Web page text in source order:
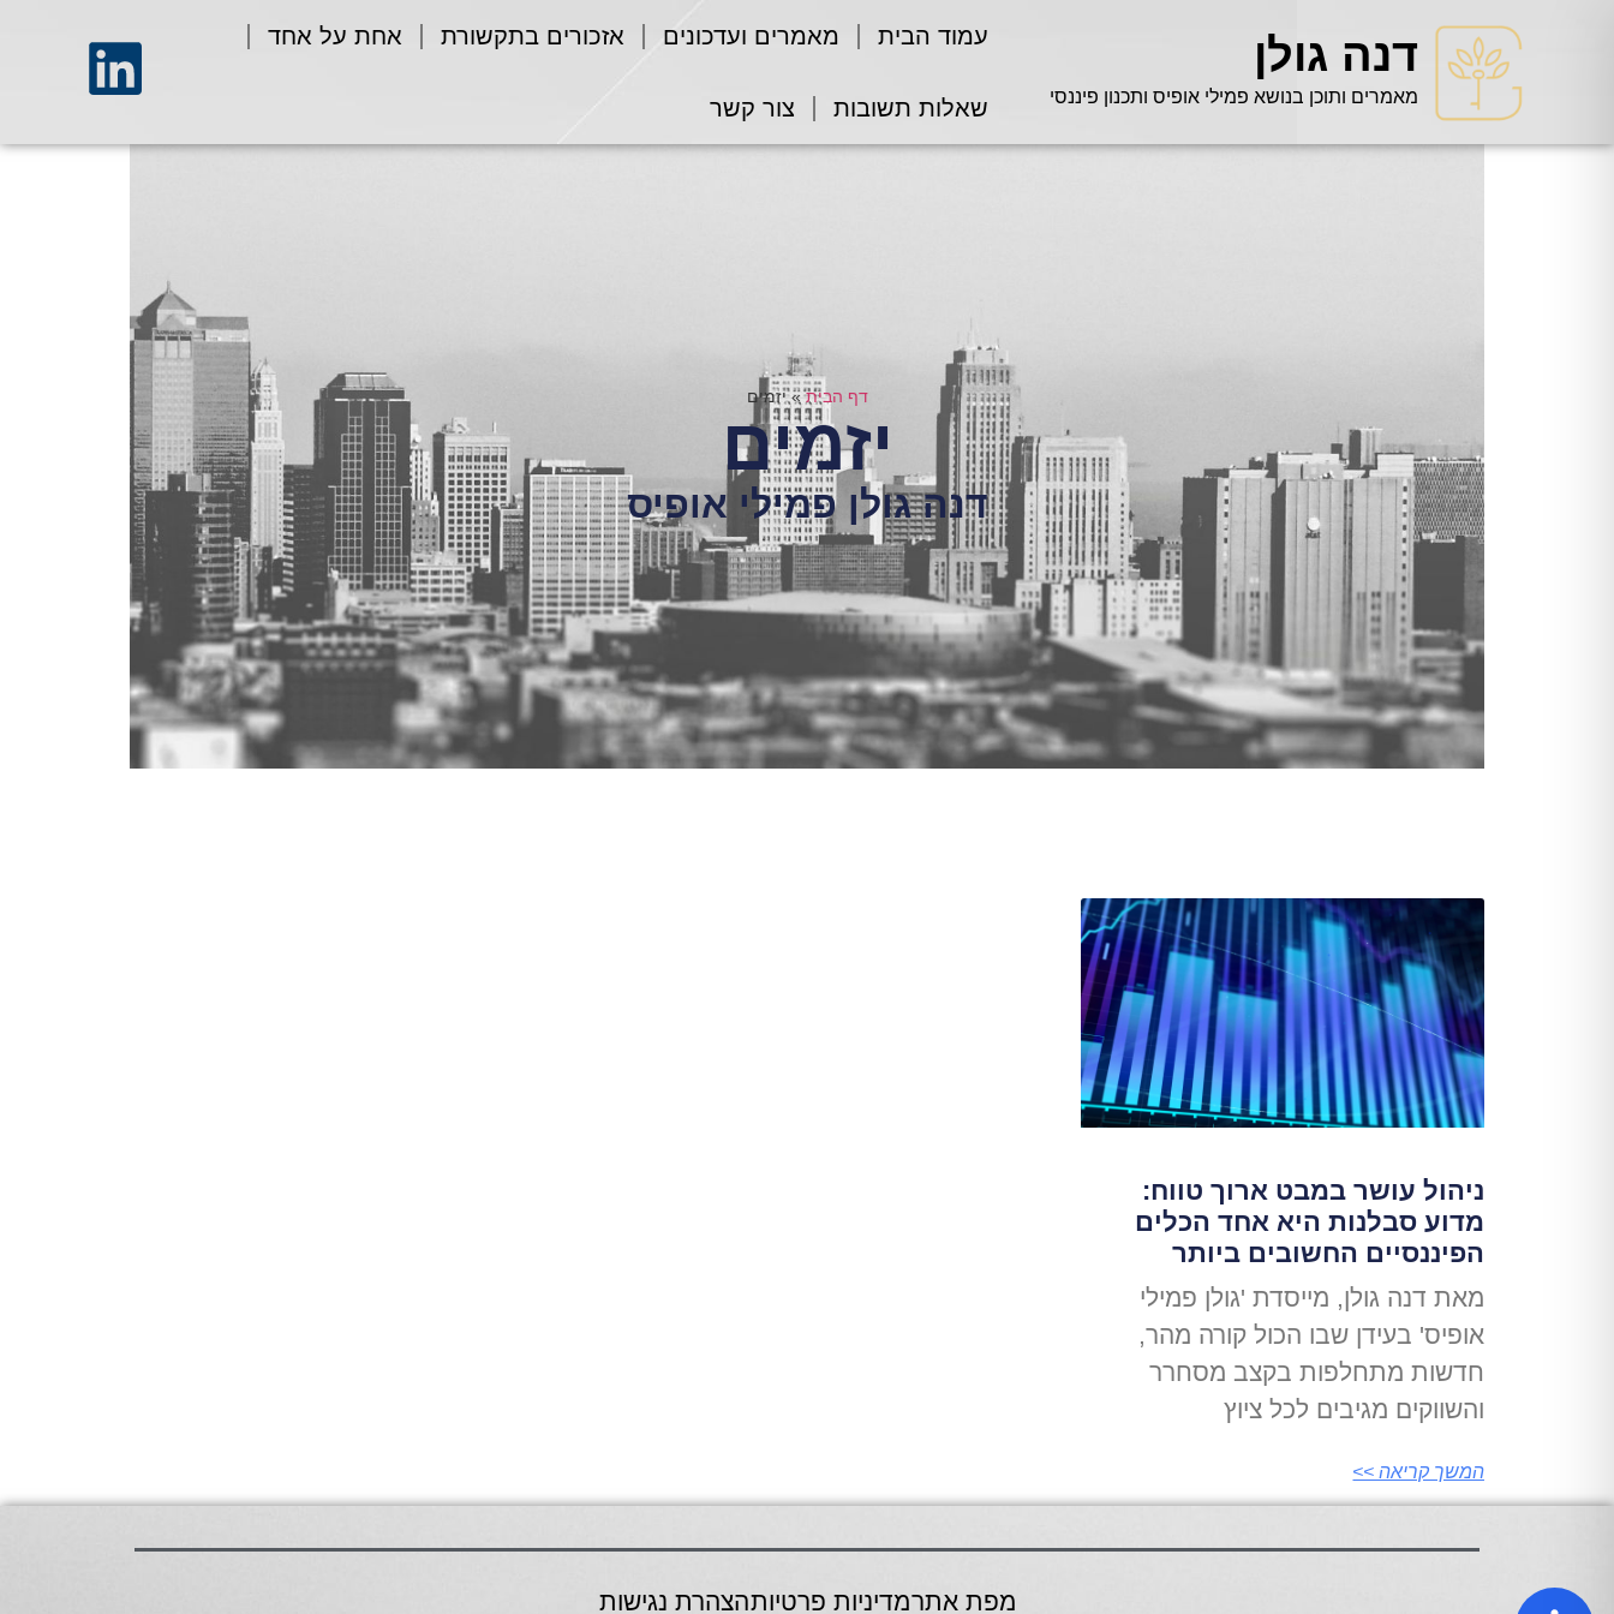
דנה גולן
מאמרים ותוכן בנושא פמילי אופיס ותכנון פיננסי
עמוד הבית מאמרים ועדכונים אזכורים בתקשורת אחת על אחד
שאלות תשובות צור קשר
דף הבית»יזמים
יזמים
דנה גולן פמילי אופיס
ניהול עושר במבט ארוך טווח:
מדוע סבלנות היא אחד הכלים
הפיננסיים החשובים ביותר
מאת דנה גולן, מייסדת 'גולן פמילי
אופיס' בעידן שבו הכול קורה מהר,
חדשות מתחלפות בקצב מסחרר
והשווקים מגיבים לכל ציוץ
המשך קריאה >>
מפת אתרמדיניות פרטיותהצהרת נגישות